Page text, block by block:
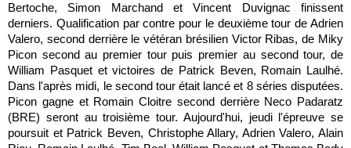
Bertoche, Simon Marchand et Vincent Duvignac finissent
derniers. Qualification par contre pour le deuxième tour de Adrien
Valero, second derrière le vétéran brésilien Victor Ribas, de Miky
Picon second au premier tour puis premier au second tour, de
William Pasquet et victoires de Patrick Beven, Romain Laulhé.
Dans l'après midi, le second tour était lancé et 8 séries disputées.
Picon gagne et Romain Cloitre second derrière Neco Padaratz
(BRE) seront au troisième tour. Aujourd'hui, jeudi l'épreuve se
poursuit et Patrick Beven, Christophe Allary, Adrien Valero, Alain